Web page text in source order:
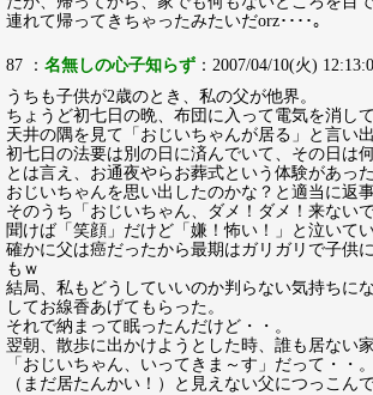
連れて帰ってきちゃったみたいだorz････。
87 ： 名無しの心子知らず ：2007/04/10(火)
うちも子供が2歳のとき、私の父が他界。
ちょうど初七日の晩、布団に入って電気を消し
天井の隅を見て「おじいちゃんが居る」と言い出
初七日の法要は別の日に済んでいて、その日は
とは言え、お通夜やらお葬式という体験があった
おじいちゃんを思い出したのかな？と適当に返
そのうち「おじいちゃん、ダメ！ダメ！来ない
聞けば「笑顔」だけど「嫌！怖い！」と泣いてい
確かに父は癌だったから最期はガリガリで子供
もｗ
結局、私もどうしていいのか判らない気持ちに
してお線香あげてもらった。
それで納まって眠ったんだけど・・。
翌朝、散歩に出かけようとした時、誰も居ない
「おじいちゃん、いってきま～す」だって・・。
（まだ居たんかい！）と見えない父につっこん